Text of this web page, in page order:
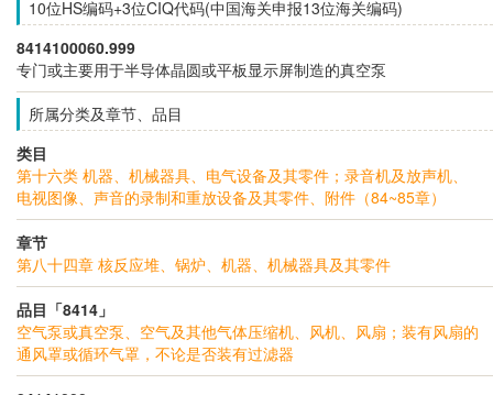
10位HS编码+3位CIQ代码(中国海关申报13位海关编码)
8414100060.999
专门或主要用于半导体晶圆或平板显示屏制造的真空泵
所属分类及章节、品目
类目
第十六类 机器、机械器具、电气设备及其零件；录音机及放声机、
电视图像、声音的录制和重放设备及其零件、附件（84~85章）
章节
第八十四章 核反应堆、锅炉、机器、机械器具及其零件
品目「8414」
空气泵或真空泵、空气及其他气体压缩机、风机、风扇；装有风扇的
通风罩或循环气罩，不论是否装有过滤器